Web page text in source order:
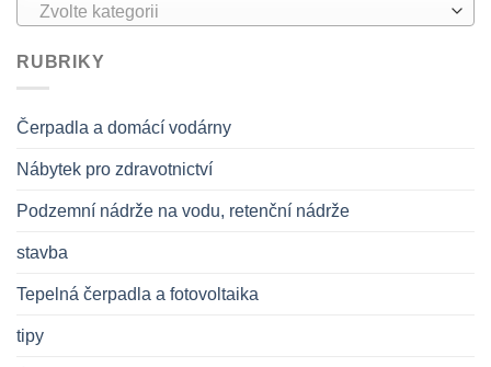
Zvolte kategorii
RUBRIKY
Čerpadla a domácí vodárny
Nábytek pro zdravotnictví
Podzemní nádrže na vodu, retenční nádrže
stavba
Tepelná čerpadla a fotovoltaika
tipy